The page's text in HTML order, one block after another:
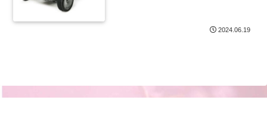
2024.06.19